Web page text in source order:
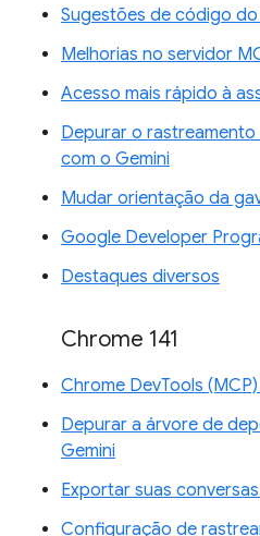
Sugestões de código do
Melhorias no servidor
Acesso mais rápido à
Depurar o
com o Gemini
Mudar orientação da
Google Developer
Destaques diversos
Chrome 141
Chrome DevTools
Depurar a árvore de
Gemini
Exportar suas
Configuração de